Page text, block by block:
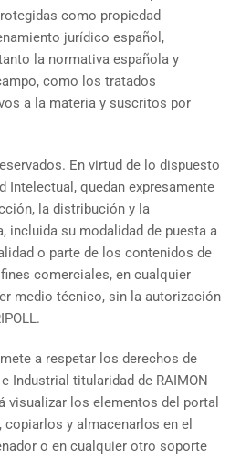
como propiedad
jurídico español,
la normativa española y
como los tratados
a la materia y suscritos por
En virtud de lo dispuesto
Intelectual, quedan expresamente
la distribución y la
incluida su modalidad de puesta a
o parte de los contenidos de
comerciales, en cualquier
medio técnico, sin la autorización
a respetar los derechos de
Industrial titularidad de RAIMON
visualizar los elementos del portal
y almacenarlos en el
o en cualquier otro soporte